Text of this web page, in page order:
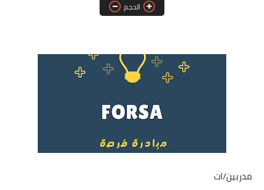
فرص عمل في العراق
فرص عمل في السودان
الحجم
مدربين/ات